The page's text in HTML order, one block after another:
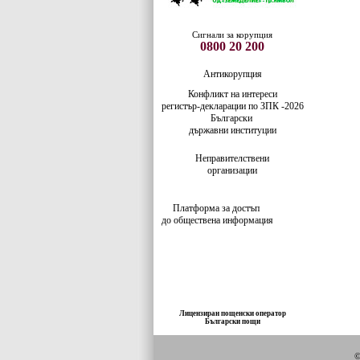
Сигнали за корупция
0800 20 200
Антикорупция
Конфликт на интереси
регистър-деклaрации по ЗПК -2026
Български
държавни институции
Неправителствени
организации
Платформа за достъп
до обществена информация
Лицензиран пощенски оператор
Български пощи